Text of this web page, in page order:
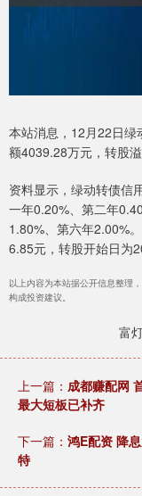
本站消息，12月22日
额4039.28万元，转股溢
资料显示，绿动转债信
一年0.20%、第二年
1.80%、第六年2.00%
6.85元，转股开始日为
以上内容为本站据公开信息整理
构成投资建议。
富
上一篇： 成都赚配网
最大短板已补齐
下一篇： 鸿E配资 降
特